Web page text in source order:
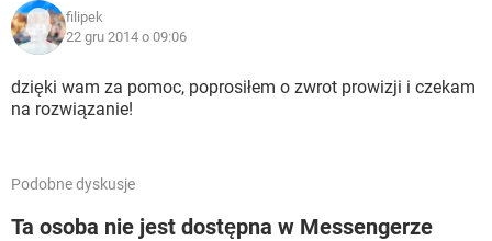
filipek
22 gru 2014 o 09:06
dzięki wam za pomoc, poprosiłem o zwrot prowizji i czekam
na rozwiązanie!
Podobne dyskusje
Ta osoba nie jest dostępna w Messengerze